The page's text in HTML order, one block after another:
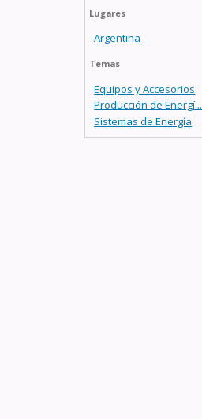
Lugares
Argentina
Temas
Equipos y Accesorios
Producción de Energí...
Sistemas de Energía